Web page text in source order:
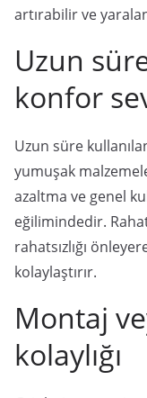
artırabilir ve
Uzun
konfor
Uzun süre
yumuşak
azaltma ve genel
eğilimindedir.
rahatsızlığı
kolaylaştırır.
Montaj
kolaylığı